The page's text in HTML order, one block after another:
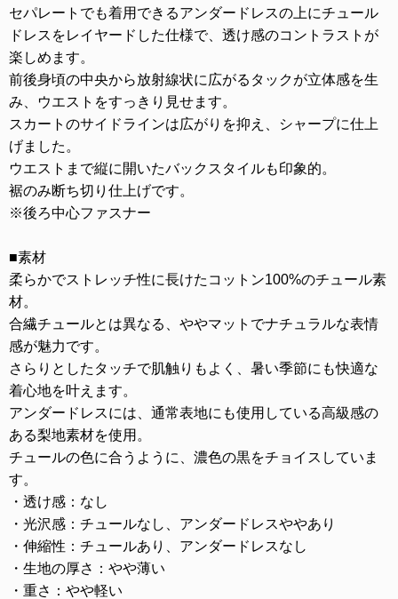
セパレートでも着用できるアンダードレスの上にチュール
ドレスをレイヤードした仕様で、透け感のコントラストが
楽しめます。
前後身頃の中央から放射線状に広がるタックが立体感を生
み、ウエストをすっきり見せます。
スカートのサイドラインは広がりを抑え、シャープに仕上
げました。
ウエストまで縦に開いたバックスタイルも印象的。
裾のみ断ち切り仕上げです。
※後ろ中心ファスナー
■素材
柔らかでストレッチ性に長けたコットン100%のチュール素
材。
合繊チュールとは異なる、ややマットでナチュラルな表情
感が魅力です。
さらりとしたタッチで肌触りもよく、暑い季節にも快適な
着心地を叶えます。
アンダードレスには、通常表地にも使用している高級感の
ある梨地素材を使用。
チュールの色に合うように、濃色の黒をチョイスしていま
す。
・透け感：なし
・光沢感：チュールなし、アンダードレスややあり
・伸縮性：チュールあり、アンダードレスなし
・生地の厚さ：やや薄い
・重さ：やや軽い